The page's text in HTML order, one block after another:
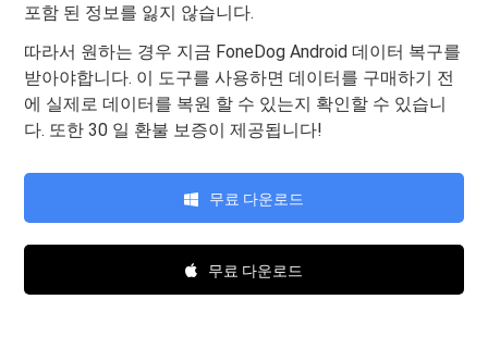
포함 된 정보를 잃지 않습니다.
따라서 원하는 경우 지금 FoneDog Android 데이터 복구를
받아야합니다. 이 도구를 사용하면 데이터를 구매하기 전
에 실제로 데이터를 복원 할 수 있는지 확인할 수 있습니
다. 또한 30 일 환불 보증이 제공됩니다!
무료 다운로드
무료 다운로드